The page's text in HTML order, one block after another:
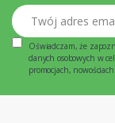
Twój adres email
Oświadczam, że
danych osobowych w
promocjach,